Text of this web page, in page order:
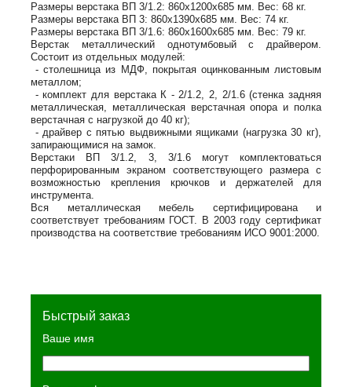
Размеры верстака ВП 3/1.2: 860х1200х685 мм. Вес: 68 кг.
Размеры верстака ВП 3: 860х1390х685 мм. Вес: 74 кг.
Размеры верстака ВП 3/1.6: 860х1600х685 мм. Вес: 79 кг.
Верстак металлический однотумбовый с драйвером.
Состоит из отдельных модулей:
- столешница из МДФ, покрытая оцинкованным листовым
металлом;
- комплект для верстака К - 2/1.2, 2, 2/1.6 (стенка задняя
металлическая, металлическая верстачная опора и полка
верстачная с нагрузкой до 40 кг);
- драйвер с пятью выдвижными ящиками (нагрузка 30 кг),
запирающимися на замок.
Верстаки ВП 3/1.2, 3, 3/1.6 могут комплектоваться
перфорированным экраном соответствующего размера с
возможностью крепления крючков и держателей для
инструмента.
Вся металлическая мебель сертифицирована и
соответствует требованиям ГОСТ. В 2003 году сертификат
производства на соответствие требованиям ИСО 9001:2000.
Быстрый заказ
Ваше имя